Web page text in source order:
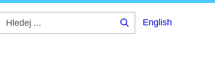
English